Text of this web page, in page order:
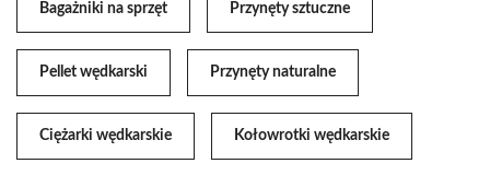
Bagażniki na sprzęt Przynęty sztuczne
Pellet wędkarski Przynęty naturalne
Ciężarki wędkarskie Kołowrotki wędkarskie